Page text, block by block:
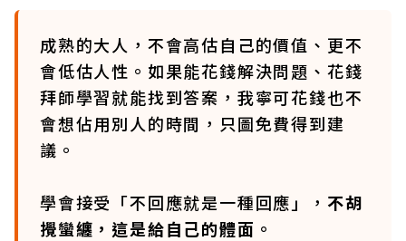
成熟的大人，不會高估自己的價值、更不
會低估人性。如果能花錢解決問題、花錢
拜師學習就能找到答案，我寧可花錢也不
會想佔用別人的時間，只圖免費得到建
議。
學會接受「不回應就是一種回應」， 不胡
攪蠻纏，這是給自己的體面。